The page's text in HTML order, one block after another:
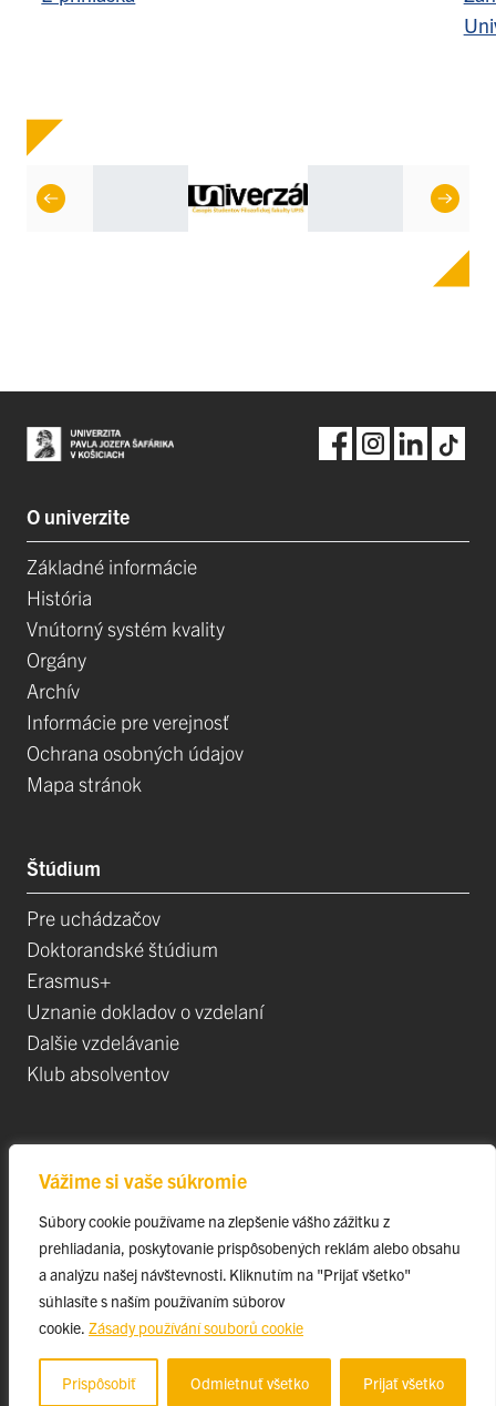
Vážime si vaše súkromie
Súbory cookie používame na zlepšenie vášho zážitku z
prehliadania, poskytovanie prispôsobených reklám alebo obsahu
a analýzu našej návštevnosti. Kliknutím na "Prijať všetko"
súhlasíte s naším používaním súborov
cookie. Zásady používání souborů cookie
Prispôsobiť Odmietnuť všetko Prijať všetko
O univerzite
Základné informácie
História
Vnútorný systém kvality
Orgány
Archív
Informácie pre verejnosť
Ochrana osobných údajov
Mapa stránok
Štúdium
Pre uchádzačov
Doktorandské štúdium
Erasmus+
Uznanie dokladov o vzdelaní
Dalšie vzdelávanie
Klub absolventov
Projekty
Špičkové tímy
TIP-UPJŠ
Vedecké parky
Evidencia publikačnej činnosti
Habilitačné a vymenúvacie konania